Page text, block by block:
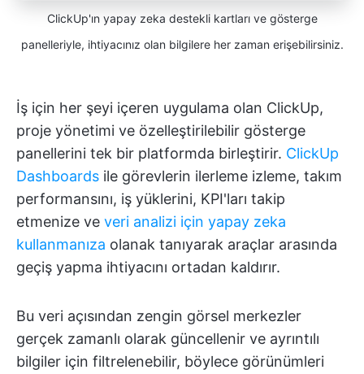
ClickUp'ın yapay zeka destekli kartları ve gösterge
panelleriyle, ihtiyacınız olan bilgilere her zaman erişebilirsiniz.
İş için her şeyi içeren uygulama olan ClickUp,
proje yönetimi ve özelleştirilebilir gösterge
panellerini tek bir platformda birleştirir. ClickUp
Dashboards ile görevlerin ilerleme izleme, takım
performansını, iş yüklerini, KPI'ları takip
etmenize ve veri analizi için yapay zeka
kullanmanıza olanak tanıyarak araçlar arasında
geçiş yapma ihtiyacını ortadan kaldırır.
Bu veri açısından zengin görsel merkezler
gerçek zamanlı olarak güncellenir ve ayrıntılı
bilgiler için filtrelenebilir, böylece görünümleri